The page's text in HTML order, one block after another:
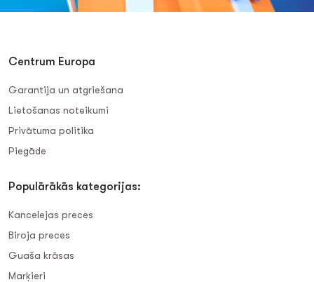
Centrum Europa
Garantija un atgriešana
Lietošanas noteikumi
Privātuma politika
Piegāde
Populārākās kategorijas:
Kancelejas preces
Biroja preces
Guaša krāsas
Marķieri